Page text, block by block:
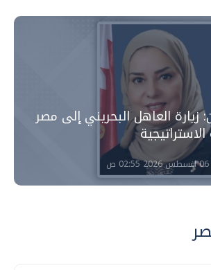
زيارة العاهل البحريني إلى مصر